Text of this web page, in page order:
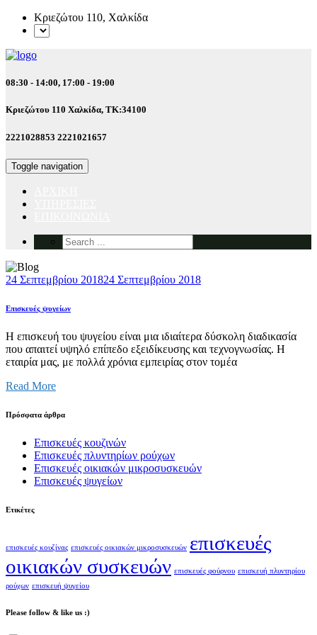
Κριεζώτου 110, Χαλκίδα
08:30 - 14:00, 17:00 - 19:00
Κριεζώτου 110 Χαλκίδα, ΤΚ:34100
2221028853 2221021657
Toggle navigation
24 Σεπτεμβρίου 201824 Σεπτεμβρίου 2018
Επισκευές ψυγείων
Η επισκευή του ψυγείου είναι μια ιδιαίτερα δύσκολη διαδικασία
που απαιτεί υψηλό επίπεδο εξειδίκευσης και τεχνογνωσίας. Η
εταιρία μας, με πολλά χρόνια εμπειρίας στον τομέα
Read More
Πρόσφατα άρθρα
Επισκευές κουζινών
Επισκευές πλυντηρίων ρούχων
Επισκευές οικιακών μικροσυσκευών
Επισκευές ψυγείων
Ετικέτες
επισκευές κουζίνας επισκευές οικιακών μικροσυσκευών επισκευές
οικιακών συσκευών επισκευές φούρνου επισκευή πλυντηρίου
ρούχων επισκευή ψυγείου
Please follow & like us :)